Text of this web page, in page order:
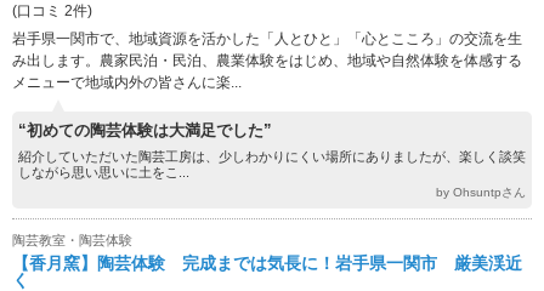
(口コミ 2件)
岩手県一関市で、地域資源を活かした「人とひと」「心とこころ」の交流を生
み出します。農家民泊・民泊、農業体験をはじめ、地域や自然体験を体感する
メニューで地域内外の皆さんに楽...
“初めての陶芸体験は大満足でした”
紹介していただいた陶芸工房は、少しわかりにくい場所にありましたが、楽しく談笑
しながら思い思いに土をこ...
by Ohsuntpさん
陶芸教室・陶芸体験
【香月窯】陶芸体験 完成までは気長に！岩手県一関市 厳美渓近
く